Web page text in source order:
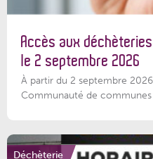
Accès aux
le 2 septembre 2026
À partir du 2 septembre
Communauté de communes
Déchèterie